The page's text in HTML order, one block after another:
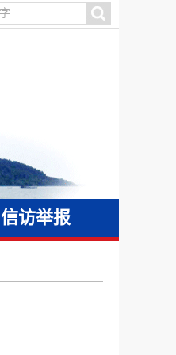
信访举报